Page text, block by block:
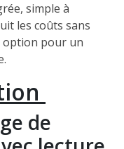
simple à
les coûts sans
option pour un
de